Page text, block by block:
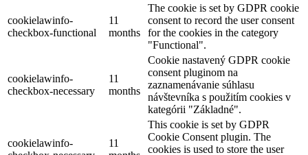
cookielawinfo-
checkbox-functional
11
months
The cookie is set by GDPR cookie
consent to record the user consent
for the cookies in the category
"Functional".
cookielawinfo-
checkbox-necessary
11
months
Cookie nastavený GDPR cookie
consent pluginom na
zaznamenávanie súhlasu
návštevníka s použitím cookies v
kategórii "Základné".
cookielawinfo-
11
This cookie is set by GDPR
Cookie Consent plugin. The
cookies is used to store the user